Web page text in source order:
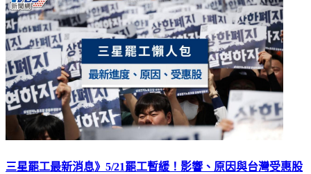
三星罷工最新消息》5/21罷工暫緩！影響、原因與台灣受惠股